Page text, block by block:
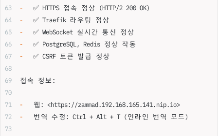
-
   ✅ HTTPS 접속 정상 (HTTP/2 200 OK)
-
   ✅ Traefik 라우팅 정상
-
   ✅ WebSocket 실시간 통신 정상
-
   ✅ PostgreSQL, Redis 정상 작동
-
   ✅ CSRF 토큰 발급 정상
접속 정보:
-
   웹: <
https://zammad.192.168.165.141.nip.io>
-
   번역 수정: Ctrl + Alt + T (인라인 번역 모드)